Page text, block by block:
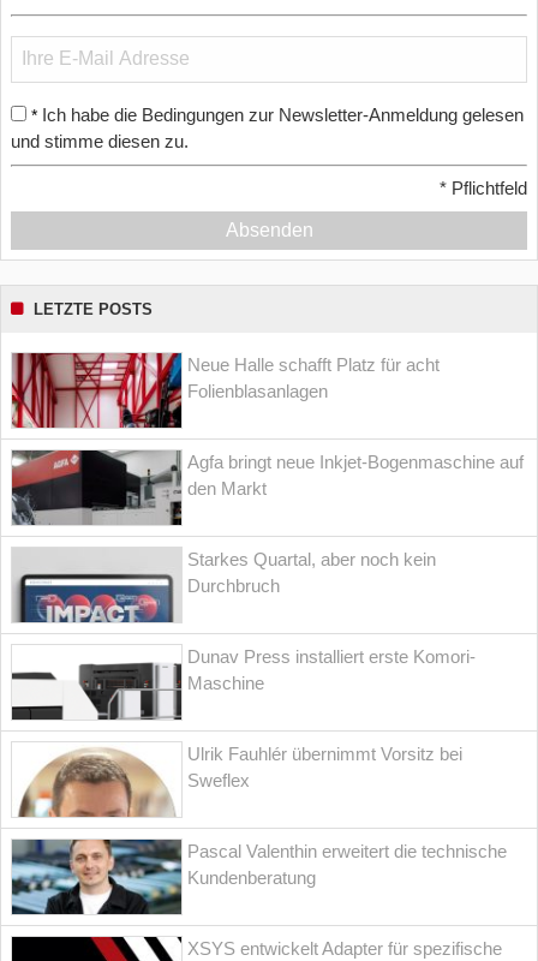
* Ich habe die Bedingungen zur Newsletter-Anmeldung gelesen
und stimme diesen zu.
* Pflichtfeld
Absenden
LETZTE POSTS
Neue Halle schafft Platz für acht
Folienblasanlagen
Agfa bringt neue Inkjet-Bogenmaschine auf
den Markt
Starkes Quartal, aber noch kein
Durchbruch
Dunav Press installiert erste Komori-
Maschine
Ulrik Fauhlér übernimmt Vorsitz bei
Sweflex
Pascal Valenthin erweitert die technische
Kundenberatung
XSYS entwickelt Adapter für spezifische